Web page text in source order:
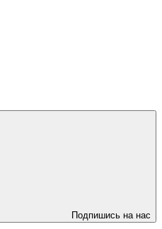
Подпишись на нас